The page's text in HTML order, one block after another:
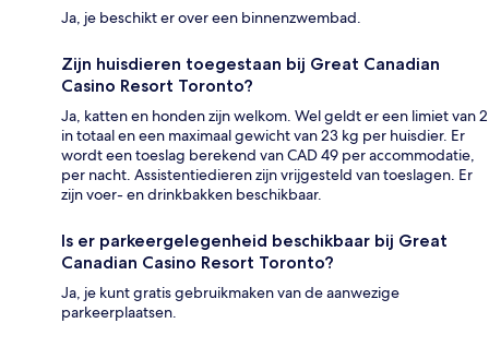
Ja, je beschikt er over een binnenzwembad.
Zijn huisdieren toegestaan bij Great Canadian
Casino Resort Toronto?
Ja, katten en honden zijn welkom. Wel geldt er een limiet van 2
in totaal en een maximaal gewicht van 23 kg per huisdier. Er
wordt een toeslag berekend van CAD 49 per accommodatie,
per nacht. Assistentiedieren zijn vrijgesteld van toeslagen. Er
zijn voer- en drinkbakken beschikbaar.
Is er parkeergelegenheid beschikbaar bij Great
Canadian Casino Resort Toronto?
Ja, je kunt gratis gebruikmaken van de aanwezige
parkeerplaatsen.